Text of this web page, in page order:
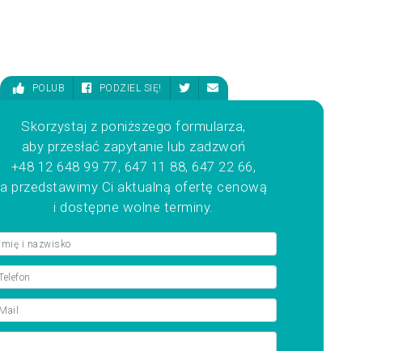
POLUB PODZIEL SIĘ!
Skorzystaj z poniższego formularza,
aby przesłać zapytanie lub zadzwoń
+48 12 648 99 77, 647 11 88, 647 22 66,
a przedstawimy Ci aktualną ofertę cenową
i dostępne wolne terminy.